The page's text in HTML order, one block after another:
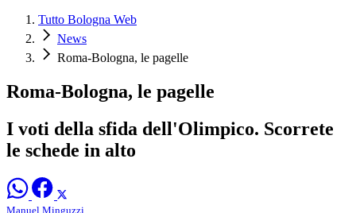
Tutto Bologna Web
News
Roma-Bologna, le pagelle
Roma-Bologna, le pagelle
I voti della sfida dell'Olimpico. Scorrete
le schede in alto
Manuel Minguzzi